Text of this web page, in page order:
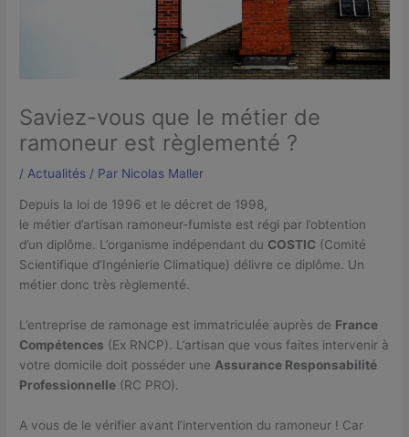
Saviez-vous que le métier de
ramoneur est règlementé ?
/ Actualités / Par Nicolas Maller
Depuis la loi de 1996 et le décret de 1998,
le métier d’artisan ramoneur-fumiste est régi par l’obtention
d’un diplôme. L’organisme indépendant du COSTIC (Comité
Scientifique d’Ingénierie Climatique) délivre ce diplôme. Un
métier donc très règlementé.
L’entreprise de ramonage est immatriculée auprès de France
Compétences (Ex RNCP). L’artisan que vous faites intervenir à
votre domicile doit posséder une Assurance Responsabilité
Professionnelle (RC PRO).
A vous de le vérifier avant l’intervention du ramoneur ! Car